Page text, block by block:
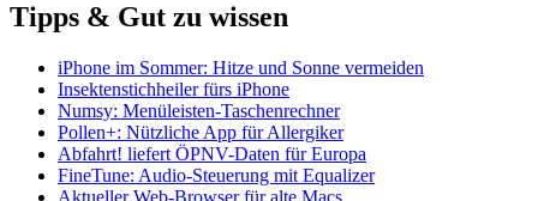
Tipps & Gut zu wissen
iPhone im Sommer: Hitze und Sonne vermeiden
Insektenstichheiler fürs iPhone
Numsy: Menüleisten-Taschenrechner
Pollen+: Nützliche App für Allergiker
Abfahrt! liefert ÖPNV-Daten für Europa
FineTune: Audio-Steuerung mit Equalizer
Aktueller Web-Browser für alte Macs